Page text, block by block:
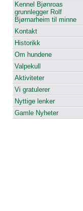
Kennel Bjønroas
grunnlegger Rolf
Bjørnarheim til minne
Kontakt
Historikk
Om hundene
Valpekull
Aktiviteter
Vi gratulerer
Nyttige lenker
Gamle Nyheter